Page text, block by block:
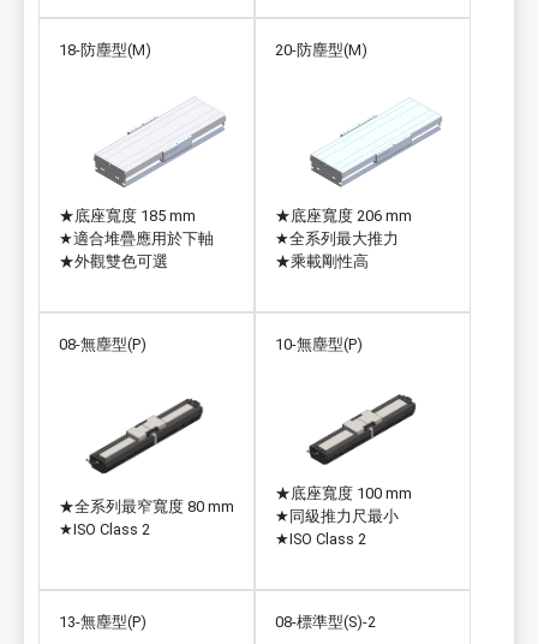
18-防塵型(M)
★底座寬度 185 mm
★適合堆疊應用於下軸
★外觀雙色可選
20-防塵型(M)
★底座寬度 206 mm
★全系列最大推力
★乘載剛性高
08-無塵型(P)
★全系列最窄寬度 80 mm
★ISO Class 2
10-無塵型(P)
★底座寬度 100 mm
★ 同級推力尺最小
★ISO Class 2
13-無塵型(P) 08-標準型(S)-2